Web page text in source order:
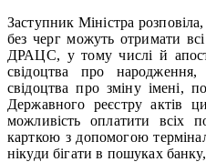
Заступник Міністра
без черг можуть отримати
ДРАЦС, у тому числі й
свідоцтва про
свідоцтва про зміну імені,
Державного реєстру актів
можливість оплатити всіх
карткою з допомогою
нікуди бігати в пошуках